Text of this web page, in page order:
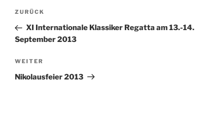
Beitragsnavigation
Vorheriger
Beitrag
ZURÜCK
XI Internationale Klassiker Regatta am 13.-14.
September 2013
Nächster
Beitrag
WEITER
Nikolausfeier 2013